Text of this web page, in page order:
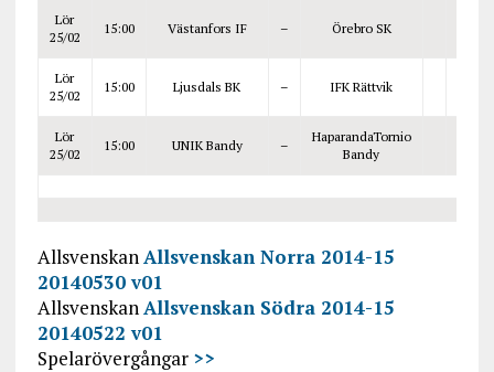
Lör
25/02
15:00 Västanfors IF – Örebro SK
Lör
25/02
15:00 Ljusdals BK – IFK Rättvik
Lör
25/02
15:00 UNIK Bandy –
HaparandaTornio
Bandy
AllsvenskanAllsvenskan Norra 2014-15
20140530 v01
AllsvenskanAllsvenskan Södra 2014-15
20140522 v01
Spelarövergångar >>